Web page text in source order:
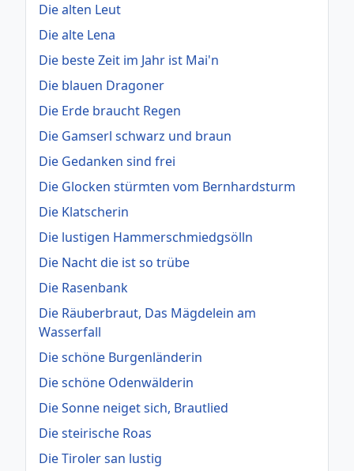
Die alten Leut
Die alte Lena
Die beste Zeit im Jahr ist Mai'n
Die blauen Dragoner
Die Erde braucht Regen
Die Gamserl schwarz und braun
Die Gedanken sind frei
Die Glocken stürmten vom Bernhardsturm
Die Klatscherin
Die lustigen Hammerschmiedgsölln
Die Nacht die ist so trübe
Die Rasenbank
Die Räuberbraut, Das Mägdelein am
Wasserfall
Die schöne Burgenländerin
Die schöne Odenwälderin
Die Sonne neiget sich, Brautlied
Die steirische Roas
Die Tiroler san lustig